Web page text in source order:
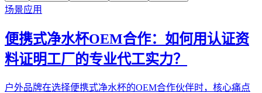
场景应用
便携式净水杯OEM合作：如何用认证资
料证明工厂的专业代工实力？
户外品牌在选择便携式净水杯的OEM合作伙伴时，核心痛点